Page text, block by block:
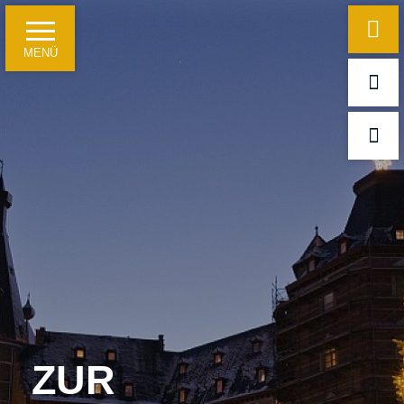
MENÜ
Für Freizeitgäste und Reisegruppen
Tagungen, Seminare und Feierlichkeiten
ZUR